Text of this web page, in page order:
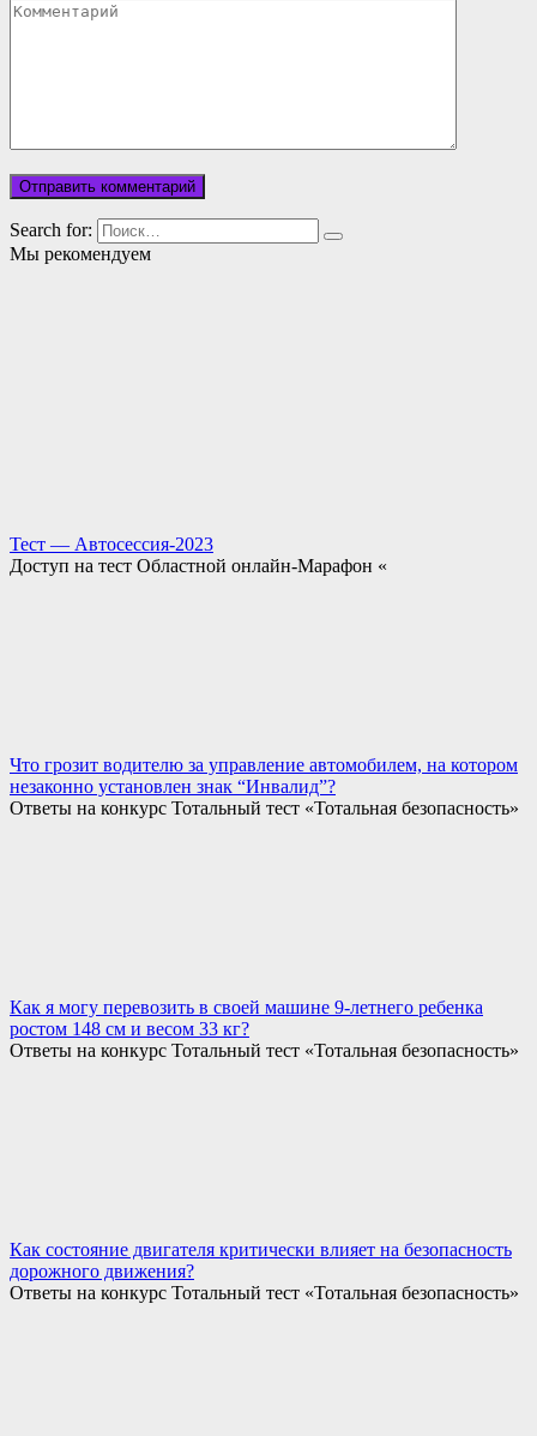
Search for:
Мы рекомендуем
Тест — Автосессия-2023
Доступ на тест Областной онлайн-Марафон «
Что грозит водителю за управление автомобилем, на котором
незаконно установлен знак “Инвалид”?
Ответы на конкурс Тотальный тест «Тотальная безопасность»
Как я могу перевозить в своей машине 9-летнего ребенка
ростом 148 см и весом 33 кг?
Ответы на конкурс Тотальный тест «Тотальная безопасность»
Как состояние двигателя критически влияет на безопасность
дорожного движения?
Ответы на конкурс Тотальный тест «Тотальная безопасность»